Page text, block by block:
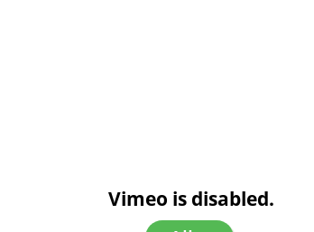
Vimeo is disabled.